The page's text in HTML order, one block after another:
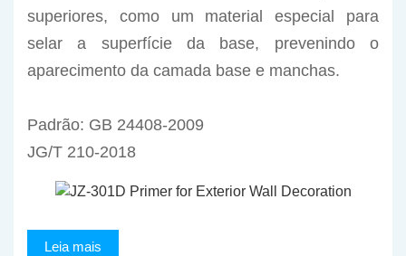
superiores, como um material especial para
selar a superfície da base, prevenindo o
aparecimento da camada base e manchas.
Padrão: GB 24408-2009
JG/T 210-2018
Leia mais